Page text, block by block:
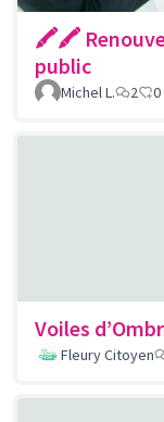
🖍🖍
public
Michel L. 2 0
Voiles
Fleury Citoyen